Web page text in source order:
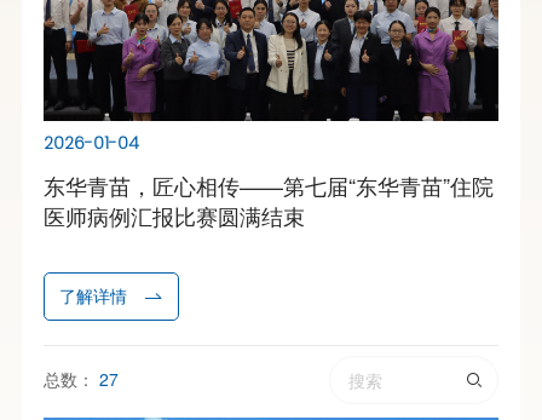
2026-01-04
东华青苗，匠心相传——第七届“东华青苗”住院
医师病例汇报比赛圆满结束
了解详情
总数： 27